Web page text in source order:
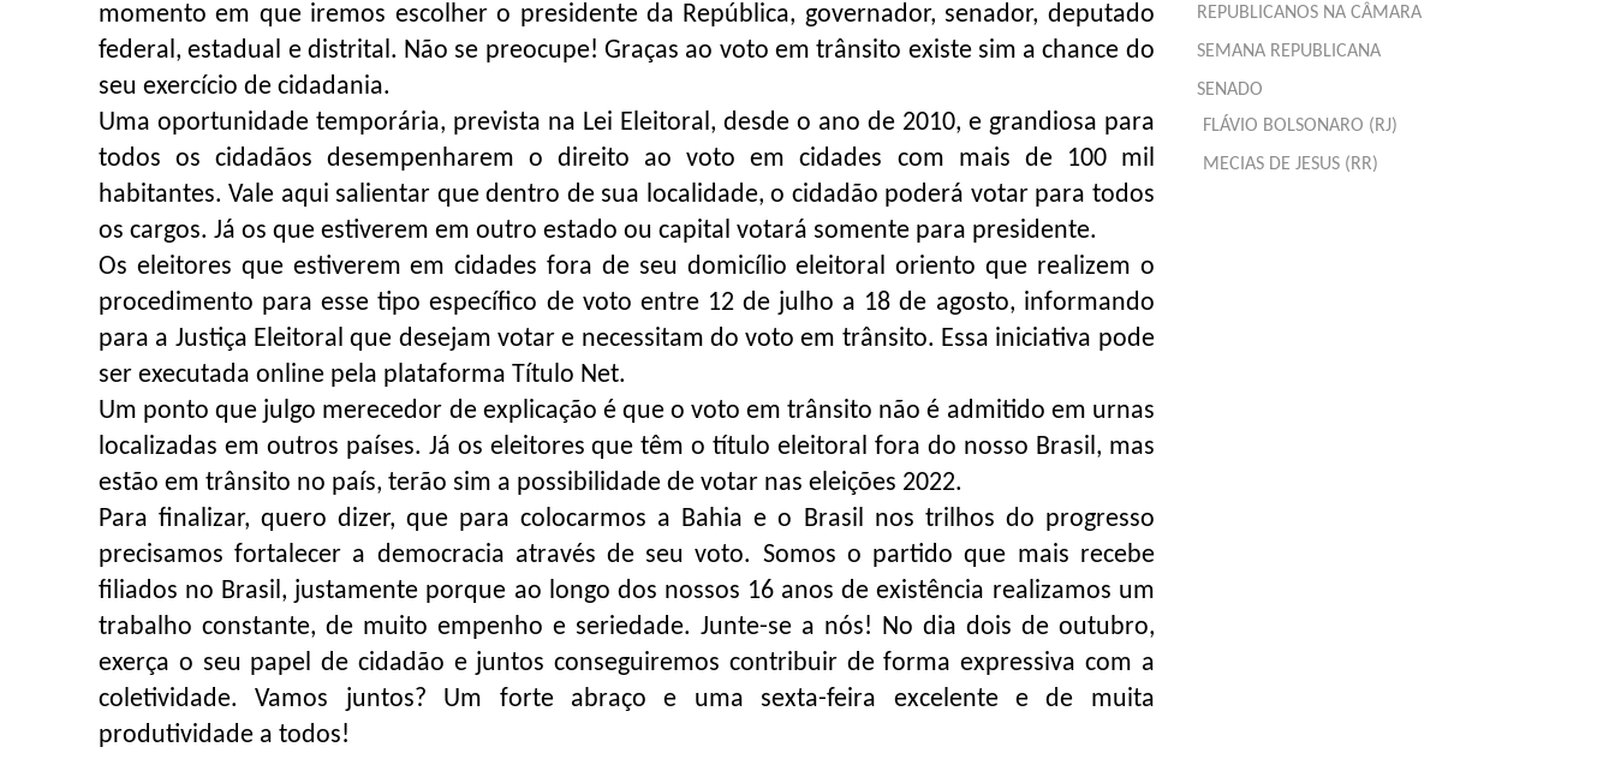
momento em que iremos escolher o presidente da República, governador, senador, deputado
federal, estadual e distrital. Não se preocupe! Graças ao voto em trânsito existe sim a chance do
seu exercício de cidadania.
Uma oportunidade temporária, prevista na Lei Eleitoral, desde o ano de 2010, e grandiosa para
todos os cidadãos desempenharem o direito ao voto em cidades com mais de 100 mil
habitantes. Vale aqui salientar que dentro de sua localidade, o cidadão poderá votar para todos
os cargos. Já os que estiverem em outro estado ou capital votará somente para presidente.
Os eleitores que estiverem em cidades fora de seu domicílio eleitoral oriento que realizem o
procedimento para esse tipo específico de voto entre 12 de julho a 18 de agosto, informando
para a Justiça Eleitoral que desejam votar e necessitam do voto em trânsito. Essa iniciativa pode
ser executada online pela plataforma Título Net.
Um ponto que julgo merecedor de explicação é que o voto em trânsito não é admitido em urnas
localizadas em outros países. Já os eleitores que têm o título eleitoral fora do nosso Brasil, mas
estão em trânsito no país, terão sim a possibilidade de votar nas eleições 2022.
Para finalizar, quero dizer, que para colocarmos a Bahia e o Brasil nos trilhos do progresso
precisamos fortalecer a democracia através de seu voto. Somos o partido que mais recebe
filiados no Brasil, justamente porque ao longo dos nossos 16 anos de existência realizamos um
trabalho constante, de muito empenho e seriedade. Junte-se a nós! No dia dois de outubro,
exerça o seu papel de cidadão e juntos conseguiremos contribuir de forma expressiva com a
coletividade. Vamos juntos? Um forte abraço e uma sexta-feira excelente e de muita
produtividade a todos!
REPUBLICANOS NA CÂMARA
SEMANA REPUBLICANA
SENADO
FLÁVIO BOLSONARO (RJ)
MECIAS DE JESUS (RR)